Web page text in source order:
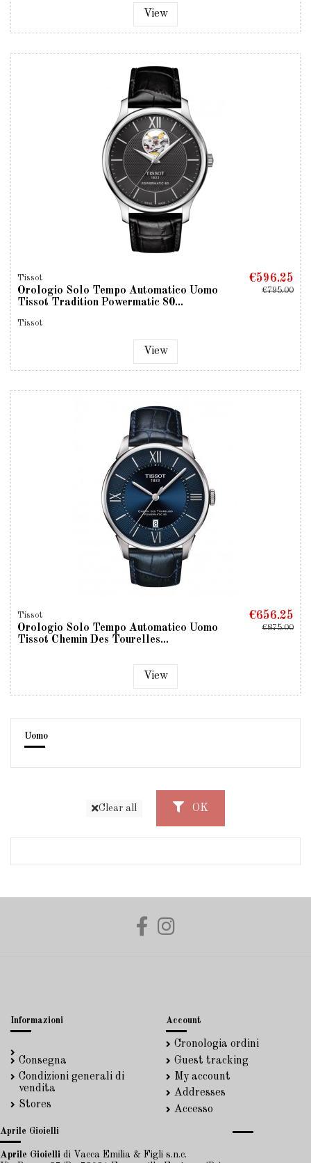
View
Tissot
Orologio Solo Tempo Automatico Uomo
Tissot Tradition Powermatic 80...
Tissot
€596.25
€795.00
View
Tissot
Orologio Solo Tempo Automatico Uomo
Tissot Chemin Des Tourelles...
€656.25
€875.00
View
Uomo
Clear all OK
Informazioni
Consegna
Condizioni generali di
vendita
Stores
Account
Cronologia ordini
Guest tracking
My account
Addresses
Accesso
Aprile Gioielli
Aprile Gioielli di Vacca Emilia & Figli s.n.c.